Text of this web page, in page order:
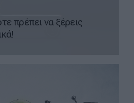
πρέπει να ξέρεις